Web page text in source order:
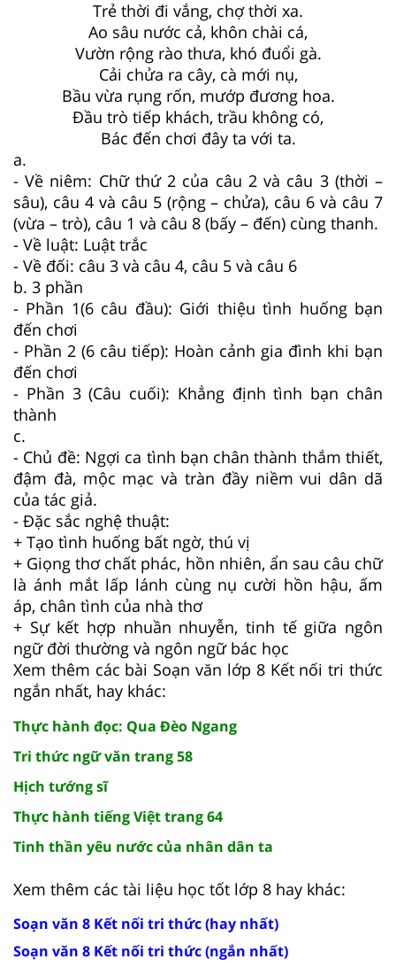
Trẻ thời đi vắng, chợ thời xa.
Ao sâu nước cả, khôn chài cá,
Vườn rộng rào thưa, khó đuổi gà.
Cải chửa ra cây, cà mới nụ,
Bầu vừa rụng rốn, mướp đương hoa.
Đầu trò tiếp khách, trầu không có,
Bác đến chơi đây ta với ta.
a.
- Về niêm: Chữ thứ 2 của câu 2 và câu 3 (thời –
sâu), câu 4 và câu 5 (rộng – chửa), câu 6 và câu 7
(vừa – trò), câu 1 và câu 8 (bấy – đến) cùng thanh.
- Về luật: Luật trắc
- Về đối: câu 3 và câu 4, câu 5 và câu 6
b. 3 phần
- Phần 1(6 câu đầu): Giới thiệu tình huống bạn
đến chơi
- Phần 2 (6 câu tiếp): Hoàn cảnh gia đình khi bạn
đến chơi
- Phần 3 (Câu cuối): Khẳng định tình bạn chân
thành
c.
- Chủ đề: Ngợi ca tình bạn chân thành thắm thiết,
đậm đà, mộc mạc và tràn đầy niềm vui dân dã
của tác giả.
- Đặc sắc nghệ thuật:
+ Tạo tình huống bất ngờ, thú vị
+ Giọng thơ chất phác, hồn nhiên, ẩn sau câu chữ
là ánh mắt lấp lánh cùng nụ cười hồn hậu, ấm
áp, chân tình của nhà thơ
+ Sự kết hợp nhuần nhuyễn, tinh tế giữa ngôn
ngữ đời thường và ngôn ngữ bác học
Xem thêm các bài Soạn văn lớp 8 Kết nối tri thức
ngắn nhất, hay khác:
Thực hành đọc: Qua Đèo Ngang
Tri thức ngữ văn trang 58
Hịch tướng sĩ
Thực hành tiếng Việt trang 64
Tinh thần yêu nước của nhân dân ta
Xem thêm các tài liệu học tốt lớp 8 hay khác:
Soạn văn 8 Kết nối tri thức (hay nhất)
Soạn văn 8 Kết nối tri thức (ngắn nhất)